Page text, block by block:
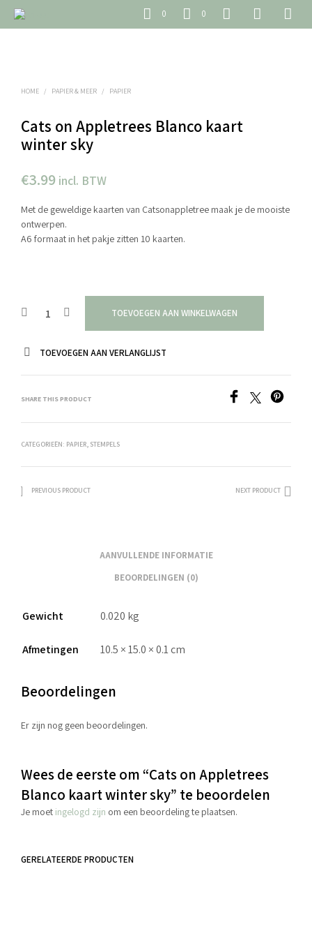
0 0
HOME / PAPIER & MEER / PAPIER
Cats on Appletrees Blanco kaart
winter sky
€3.99 incl. BTW
Met de geweldige kaarten van Catsonappletree maak je de mooiste
ontwerpen.
A6 formaat in het pakje zitten 10 kaarten.
TOEVOEGEN AAN WINKELWAGEN
TOEVOEGEN AAN VERLANGLIJST
SHARE THIS PRODUCT
CATEGORIEËN: PAPIER, STEMPELS
PREVIOUS PRODUCT NEXT PRODUCT
AANVULLENDE INFORMATIE
BEOORDELINGEN (0)
Gewicht 0.020 kg
Afmetingen 10.5 × 15.0 × 0.1 cm
Beoordelingen
Er zijn nog geen beoordelingen.
Wees de eerste om “Cats on Appletrees
Blanco kaart winter sky” te beoordelen
Je moet ingelogd zijn om een beoordeling te plaatsen.
GERELATEERDE PRODUCTEN